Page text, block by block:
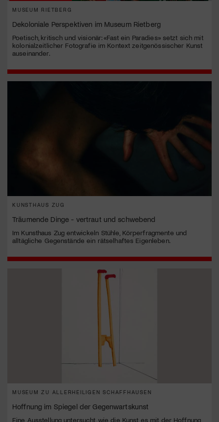
MUSEUM RIETBERG
Dekoloniale Perspektiven im Museum Rietberg
Poetisch, kritisch und visionär: «Fast ein Paradies» setzt sich mit
kolonialzeitlicher Fotografie im Kontext zeitgenössischer Kunst
auseinander.
KUNSTHAUS ZUG
Träumende Dinge - vertraut und schwebend
Im Kunsthaus Zug entwickeln Stühle, Körperfragmente und
alltägliche Gegenstände ein rätselhaftes Eigenleben.
MUSEUM ZU ALLERHEILIGEN SCHAFFHAUSEN
Hoffnung im Spiegel der Gegenwartskunst
Eine Ausstellung untersucht, wie die Kunst es mit der Hoffnung